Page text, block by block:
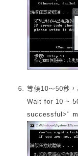
等候10～50秒
Wait for 10 ~
successful>"